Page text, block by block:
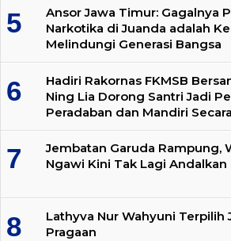
Ansor Jawa Timur: Gagalnya
Narkotika di Juanda adalah
Melindungi Generasi Bangsa
Hadiri Rakornas FKMSB
Ning Lia Dorong Santri Jadi
Peradaban dan Mandiri
Jembatan Garuda Rampung,
Ngawi Kini Tak Lagi
Lathyva Nur Wahyuni Terpilih
Pragaan